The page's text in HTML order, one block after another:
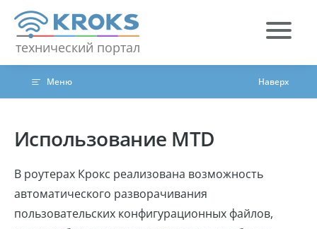
Skip to content
технический портал
Меню Наверх
Использование MTD
В роутерах Крокс реализована возможность
автоматического разворачивания
пользовательских конфигурационных файлов,